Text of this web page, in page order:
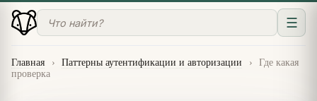
☰
Главная › Паттерны аутентификации и авторизации ›
Где какая
проверка